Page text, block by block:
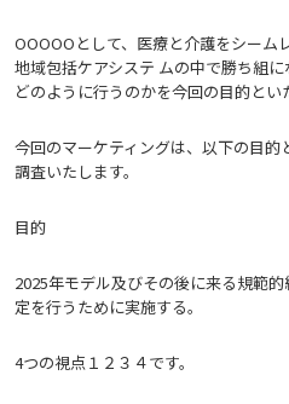
OOOOOとして、医療と介護をシーム
地域包括ケアシステ ムの中で勝ち組
どのように行うのかを今回の目的とい
今回のマーケティングは、以下の目
調査いたします。
目的
2025年モデル及びその後に来る規範
定を行うために実施する。
4つの視点 １ ２ ３ ４です。